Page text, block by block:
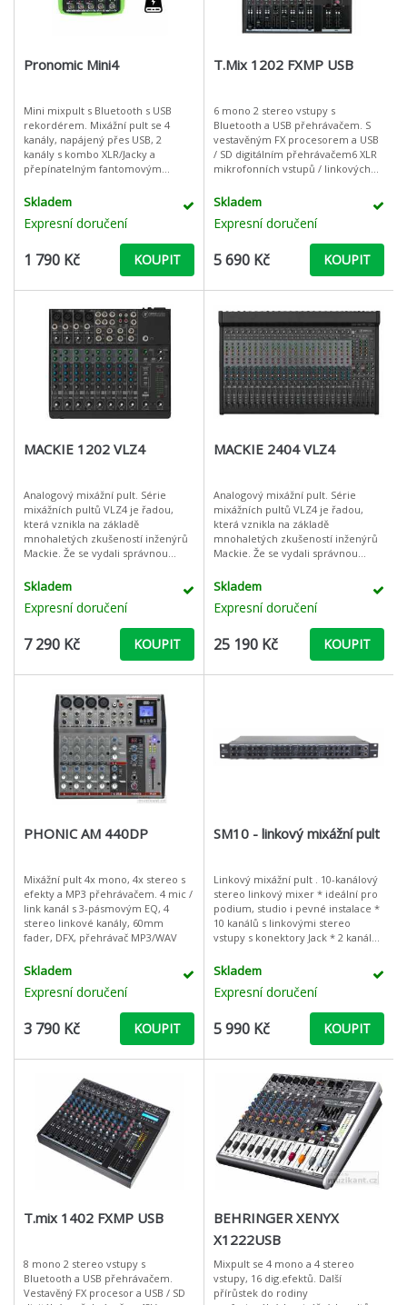
Pronomic Mini4
Mini mixpult s Bluetooth s USB
rekordérem. Mixážní pult se 4
kanály, napájený přes USB, 2
kanály s kombo XLR/Jacky a
přepínatelným fantomovým
integrovaný přehrávač a rekordér
Skladem
Expresní doručení
1 790 Kč KOUPIT
T.Mix 1202 FXMP USB
6 mono 2 stereo vstupy s
Bluetooth a USB přehrávačem. S
vestavěným FX procesorem a USB
/ SD digitálním přehrávačem6 XLR
mikrofonních vstupů / linkových
pásmová ekvalizace a vyvážení2
Skladem
Expresní doručení
5 690 Kč KOUPIT
MACKIE 1202 VLZ4
Analogový mixážní pult. Série
mixážních pultů VLZ4 je řadou,
která vznikla na základě
mnohaletých zkušeností inženýrů
Mackie. Že se vydali správnou
jednu z nejprodávanějších sérií
Skladem
Expresní doručení
7 290 Kč KOUPIT
MACKIE 2404 VLZ4
Analogový mixážní pult. Série
mixážních pultů VLZ4 je řadou,
která vznikla na základě
mnohaletých zkušeností inženýrů
Mackie. Že se vydali správnou
jednu z nejprodávanějších sérií
Skladem
Expresní doručení
25 190 Kč KOUPIT
PHONIC AM 440DP
Mixážní pult 4x mono, 4x stereo s
efekty a MP3 přehrávačem. 4 mic /
link kanál s 3-pásmovým EQ, 4
stereo linkové kanály, 60mm
fader, DFX, přehrávač MP3/WAV
Skladem
Expresní doručení
3 790 Kč KOUPIT
SM10 - linkový mixážní pult
Linkový mixážní pult . 10-kanálový
stereo linkový mixer * ideální pro
podium, studio i pevné instalace *
10 kanálů s linkovými stereo
vstupy s konektory Jack * 2 kanály
ovladač „Balance“
Skladem
Expresní doručení
5 990 Kč KOUPIT
T.mix 1402 FXMP USB
8 mono 2 stereo vstupy s
Bluetooth a USB přehrávačem.
Vestavěný FX procesor a USB / SD
BEHRINGER XENYX
X1222USB
Mixpult se 4 mono a 4 stereo
vstupy, 16 dig.efektů. Další
přírůstek do rodiny